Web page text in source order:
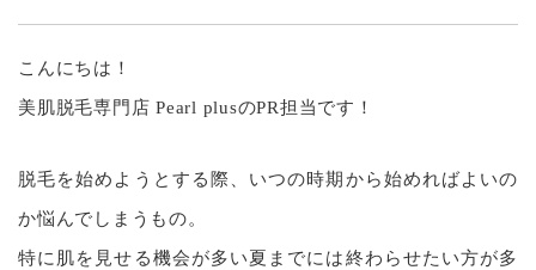
無料カウンセリング予約
こんにちは！
美肌脱毛専門店 Pearl plusのPR担当です！
脱毛を始めようとする際、いつの時期から始めればよいの
か悩んでしまうもの。
特に肌を見せる機会が多い夏までには終わらせたい方が多